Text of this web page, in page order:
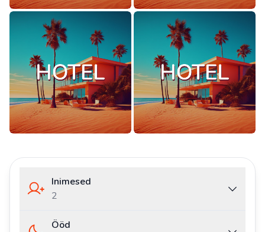
Inimesed
2
Ööd